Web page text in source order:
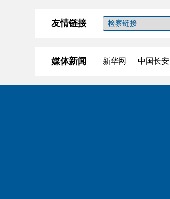
友情链接
媒体新闻 新华网 中国长安